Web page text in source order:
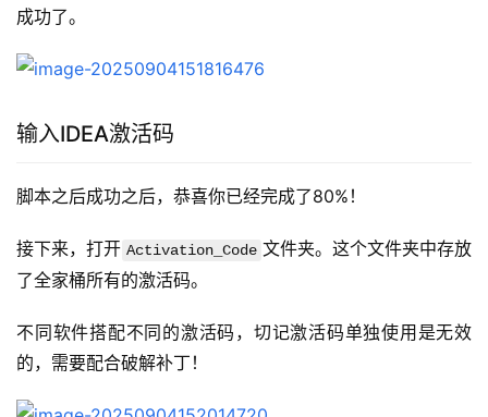
成功了。
输入IDEA激活码
脚本之后成功之后，恭喜你已经完成了80%！
接下来，打开 Activation_Code 文件夹。这个文件夹中存放
了全家桶所有的激活码。
不同软件搭配不同的激活码，切记激活码单独使用是无效
的，需要配合破解补丁！